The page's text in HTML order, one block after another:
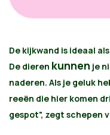
De kijkwand is ideaal
De dieren kunnen je
naderen. Als je geluk
reeën die hier komen
gespot", zegt schepen